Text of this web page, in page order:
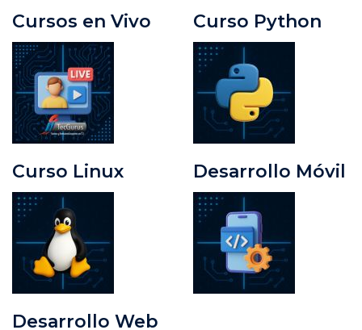
Cursos en Vivo Curso Python
Curso Linux Desarrollo Móvil
Desarrollo Web